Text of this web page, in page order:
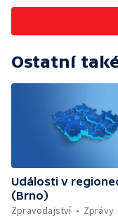
Ostatní
Události v
(Brno)
Zpravodajství
Zprávy